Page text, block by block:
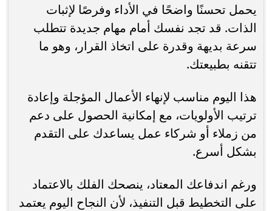
يحمل تحسنًا واضحًا في الأداء وفرصًا لإثبات
الذات. قد تجد نفسك أمام مهام جديدة تتطلب
سرعة بديهة وقدرة على اتخاذ القرار، وهو ما
تتقنه بطبيعتك.
هذا اليوم مناسب لإنهاء الأعمال المؤجلة وإعادة
ترتيب الأولويات، مع إمكانية الحصول على دعم
من زملاء أو شركاء عمل يساعدك على التقدم
بشكل أسرع.
ورغم اندفاعك المعتاد، ينصحك الفلك بالاعتماد
على التخطيط قبل التنفيذ، لأن النجاح اليوم يعتمد